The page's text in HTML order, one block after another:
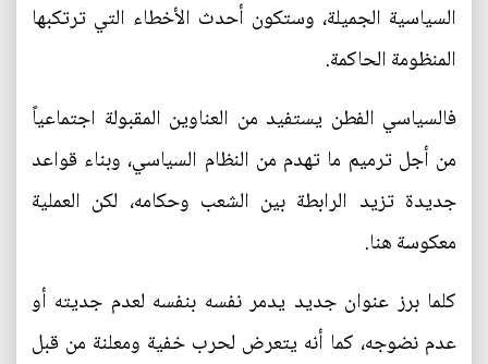
السياسية الجميلة، وستكون أحدث الأخطاء التي ترتكبها
المنظومة الحاكمة.
فالسياسي الفطن يستفيد من العناوين المقبولة اجتماعياً
من أجل ترميم ما تهدم من النظام السياسي، وبناء قواعد
جديدة تزيد الرابطة بين الشعب وحكامه، لكن العملية
معكوسة هنا.
كلما برز عنوان جديد يدمر نفسه بنفسه لعدم جديته أو
عدم نضوجه، كما أنه يتعرض لحرب خفية ومعلنة من قبل